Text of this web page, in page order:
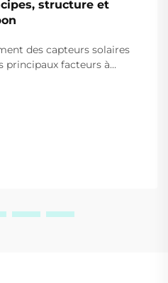
structure et
des capteurs solaires
principaux facteurs à
gratuitement notre